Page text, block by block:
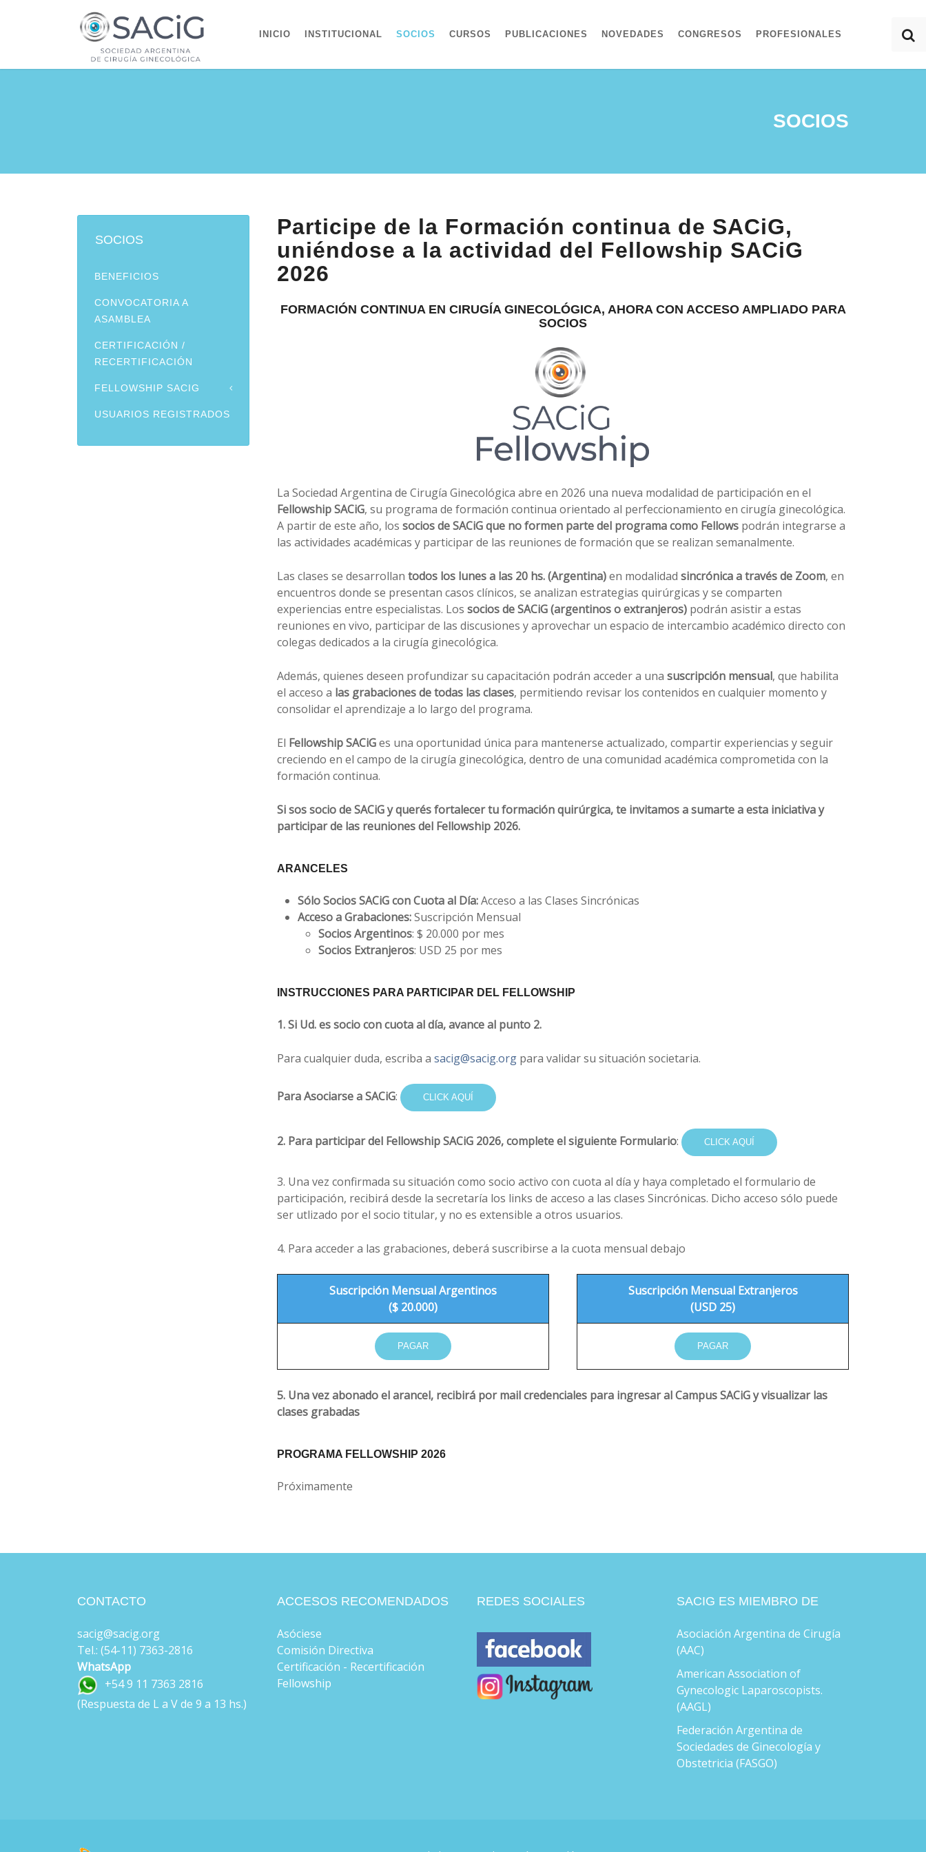
INICIO INSTITUCIONAL SOCIOS CURSOS PUBLICACIONES NOVEDADES CONGRESOS PROFESIONALES
SOCIOS
Participe de la Formación continua de SACiG,
uniéndose a la actividad del Fellowship SACiG
2026
FORMACIÓN CONTINUA EN CIRUGÍA GINECOLÓGICA, AHORA CON ACCESO AMPLIADO PARA
SOCIOS
La Sociedad Argentina de Cirugía Ginecológica abre en 2026 una nueva modalidad de participación en el
Fellowship SACiG, su programa de formación continua orientado al perfeccionamiento en cirugía ginecológica.
A partir de este año, los socios de SACiG que no formen parte del programa como Fellows podrán integrarse a
las actividades académicas y participar de las reuniones de formación que se realizan semanalmente.
Las clases se desarrollan todos los lunes a las 20 hs. (Argentina)en modalidad sincrónica a través de Zoom, en
encuentros donde se presentan casos clínicos, se analizan estrategias quirúrgicas y se comparten
experiencias entre especialistas. Los socios de SACiG (argentinos o extranjeros) podrán asistir a estas
reuniones en vivo, participar de las discusiones y aprovechar un espacio de intercambio académico directo con
colegas dedicados a la cirugía ginecológica.
Además, quienes deseen profundizar su capacitación podrán acceder a una suscripción mensual, que habilita
el acceso a las grabaciones de todas las clases, permitiendo revisar los contenidos en cualquier momento y
consolidar el aprendizaje a lo largo del programa.
El Fellowship SACiGes una oportunidad única para mantenerse actualizado, compartir experiencias y seguir
creciendo en el campo de la cirugía ginecológica, dentro de una comunidad académica comprometida con la
formación continua.
Si sos socio de SACiG y querés fortalecer tu formación quirúrgica, te invitamos a sumarte a esta iniciativa y
participar de las reuniones del Fellowship 2026.
ARANCELES
Sólo Socios SACiG con Cuota al Día:Acceso a las Clases Sincrónicas
Acceso a Grabaciones:Suscripción Mensual
Socios Argentinos: $ 20.000 por mes
Socios Extranjeros: USD 25 por mes
INSTRUCCIONES PARA PARTICIPAR DEL FELLOWSHIP
1. Si Ud. es socio con cuota al día, avance al punto 2.
Para cualquier duda, escriba a sacig@sacig.org para validar su situación societaria.
Para Asociarse a SACiG: CLICK AQUÍ
2. Para participar del Fellowship SACiG 2026, complete el siguiente Formulario: CLICK AQUÍ
3. Una vez confirmada su situación como socio activo con cuota al día y haya completado el formulario de
participación, recibirá desde la secretaría los links de acceso a las clases Sincrónicas. Dicho acceso sólo puede
ser utlizado por el socio titular, y no es extensible a otros usuarios.
4. Para acceder a las grabaciones, deberá suscribirse a la cuota mensual debajo
Suscripción Mensual Argentinos
($ 20.000)
PAGAR
Suscripción Mensual Extranjeros
(USD 25)
PAGAR
5. Una vez abonado el arancel, recibirá por mail credenciales para ingresar al Campus SACiG y visualizar las
clases grabadas
PROGRAMA FELLOWSHIP 2026
Próximamente
SOCIOS
BENEFICIOS
CONVOCATORIA A
ASAMBLEA
CERTIFICACIÓN /
RECERTIFICACIÓN
FELLOWSHIP SACIG
USUARIOS REGISTRADOS
CONTACTO
sacig@sacig.org
Tel.: (54-11) 7363-2816
WhatsApp
+54 9 11 7363 2816
(Respuesta de L a V de 9 a 13 hs.)
ACCESOS RECOMENDADOS
Asóciese
Comisión Directiva
Certificación - Recertificación
Fellowship
REDES SOCIALES SACIG ES MIEMBRO DE
Asociación Argentina de Cirugía
(AAC)
American Association of
Gynecologic Laparoscopists.
(AAGL)
Federación Argentina de
Sociedades de Ginecología y
Obstetricia (FASGO)